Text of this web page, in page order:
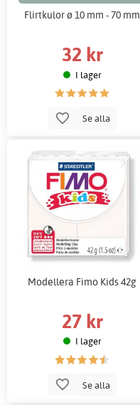
Flirtkulor ø 10 mm - 70 mm
32 kr
I lager
Se alla
Modellera Fimo Kids 42g
27 kr
I lager
Se alla